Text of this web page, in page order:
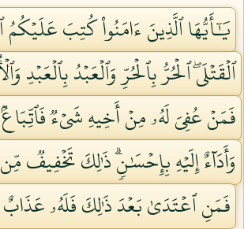
يَٰٓأَيُّهَا ٱلَّذِينَ ءَامَنُواْ كُتِبَ
ٱلۡقَتۡلَىۖ ٱلۡحُرُّ بِٱلۡحُرِّ وَٱلۡعَبۡدُ بِٱلۡعَبۡدِ
فَمَنۡ عُفِيَ لَهُۥ مِنۡ أَخِيهِ شَيۡءٞ
وَأَدَآءٌ إِلَيۡهِ بِإِحۡسَٰنٖۗ ذَٰلِكَ تَخۡفِيفٞ
فَمَنِ ٱعۡتَدَىٰ بَعۡدَ ذَٰلِكَ فَلَهُۥ عَذَابٌ